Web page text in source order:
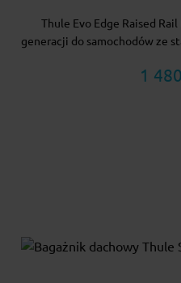
Thule Evo Edge Raised
generacji do samochodów ze
1